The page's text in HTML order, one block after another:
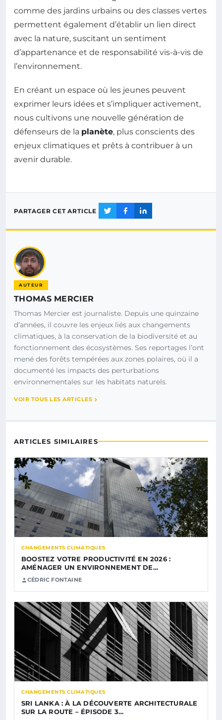
comme des jardins urbains ou des classes vertes
permettent également d’établir un lien direct
avec la nature, suscitant un sentiment
d’appartenance et de responsabilité vis-à-vis de
l’environnement.
En créant un espace où les jeunes peuvent
exprimer leurs idées et s’impliquer activement,
nous cultivons une nouvelle génération de
défenseurs de la planète, plus conscients des
enjeux climatiques et prêts à contribuer à un
avenir durable.
PARTAGER CET ARTICLE
AUTEUR
THOMAS MERCIER
Thomas Mercier est journaliste. Depuis une quinzaine
d’années, il couvre les enjeux liés aux changements
climatiques, à la conservation de la biodiversité et au
fonctionnement des écosystèmes. Ses reportages l’ont
mené des forêts tempérées aux zones polaires, où il a
documenté les impacts des perturbations
environnementales sur les habitats naturels.
VOIR TOUS LES ARTICLES
ARTICLES SIMILAIRES
CHANGEMENTS CLIMATIQUES
BOOSTEZ VOTRE PRODUCTIVITÉ EN 2026 :
AMÉNAGER UN ENVIRONNEMENT DE…
CÉDRIC FONTAINE
CHANGEMENTS CLIMATIQUES
SRI LANKA : À LA DÉCOUVERTE ARCHITECTURALE
SUR LA ROUTE – ÉPISODE 3…